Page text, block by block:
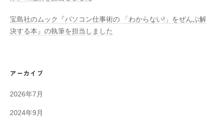
宝島社のムック『パソコン仕事術の 「わからない!」をぜんぶ解
決する本』の執筆を担当しました
アーカイブ
2026年7月
2024年9月